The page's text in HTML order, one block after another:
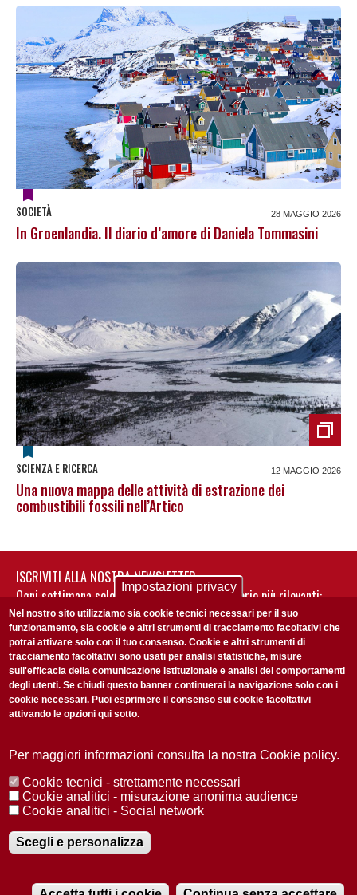
SOCIETÀ 28 MAGGIO 2026
In Groenlandia. Il diario d’amore di Daniela Tommasini
SCIENZA E RICERCA 12 MAGGIO 2026
Una nuova mappa delle attività di estrazione dei
combustibili fossili nell’Artico
ISCRIVITI ALLA NOSTRA NEWSLETTER
Ogni settimana selezioniamo per te nostre storie più rilevanti:
non perderti gli aggiornamenti della nostra newsletter
Accetto laPrivacy Policy
Redazione Copyright Privacy
Area stampa
© 2025 Università di Padova
Registrazione presso il Tribunale di Padova n. 2097/2012 del 18 giugno
2012
Impostazioni privacy
Nel nostro sito utilizziamo sia cookie tecnici necessari per il suo
funzionamento, sia cookie e altri strumenti di tracciamento facoltativi che
potrai attivare solo con il tuo consenso. Cookie e altri strumenti di
tracciamento facoltativi sono usati per analisi statistiche, misure
sull'efficacia della comunicazione istituzionale e analisi dei comportamenti
degli utenti. Se chiudi questo banner continuerai la navigazione solo con i
cookie necessari. Puoi esprimere il consenso sui cookie facoltativi
attivando le opzioni qui sotto.
Per maggiori informazioni consulta la nostra Cookie policy.
Cookie tecnici - strettamente necessari
Cookie analitici - misurazione anonima audience
Cookie analitici - Social network
Scegli e personalizza